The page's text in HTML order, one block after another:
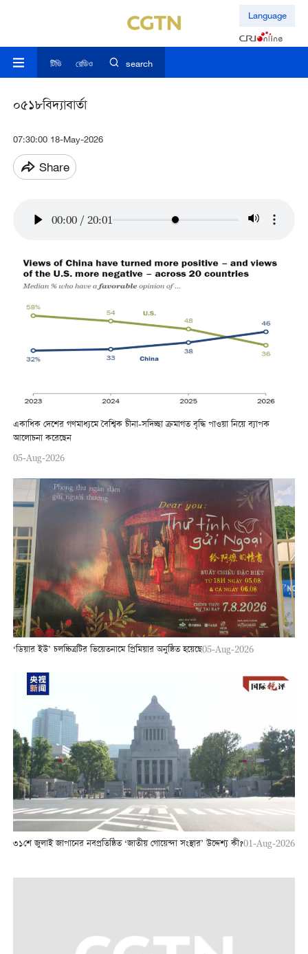
Language
টিভি রেডিও search
০৫১৮বিদ্যাবার্তা
07:30:00 18-May-2026
Share
00:00 / 20:01
একাধিক দেশের গণমাধ্যমে বৈশ্বিক চীনা-সদিচ্ছা ক্রমাগত বৃদ্ধি পাওয়া নিয়ে ব্যাপক
আলোচনা করেছেন
05-Aug-2026
‘ডিয়ার ইউ’ চলচ্চিত্রটির ভিয়েতনামে প্রিমিয়ার অনুষ্ঠিত হয়েছে05-Aug-2026
৩১শে জুলাই জাপানের নবপ্রতিষ্ঠিত ‘জাতীয় গোয়েন্দা সংস্থার’ উদ্দেশ্য কী?01-Aug-2026